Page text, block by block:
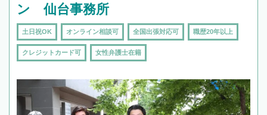
ン 仙台事務所
土日祝OK オンライン相談可 全国出張対応可 職歴20年以上
クレジットカード可 女性弁護士在籍